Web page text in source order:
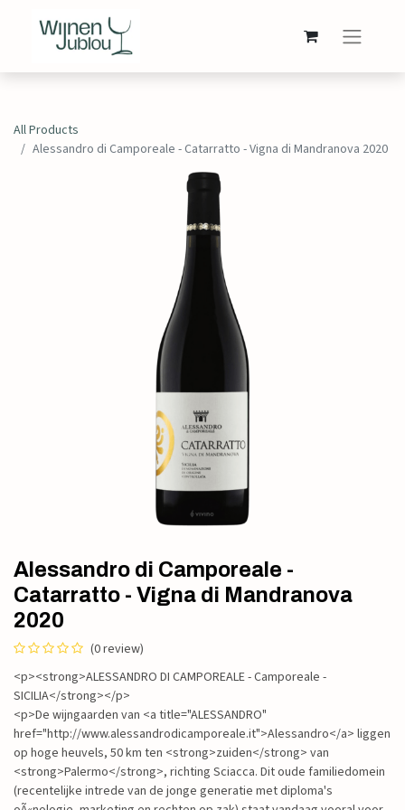
All Products
Alessandro di Camporeale - Catarratto - Vigna di Mandranova 2020
Alessandro di Camporeale -
Catarratto - Vigna di Mandranova
2020
(0 review)
<p><strong>ALESSANDRO DI CAMPOREALE - Camporeale -
SICILIA</strong></p>
<p>De wijngaarden van <a title="ALESSANDRO"
href="http://www.alessandrodicamporeale.it">Alessandro</a> liggen
op hoge heuvels, 50 km ten <strong>zuiden</strong> van
<strong>Palermo</strong>, richting Sciacca. Dit oude familiedomein
(recentelijke intrede van de jonge generatie met diploma's